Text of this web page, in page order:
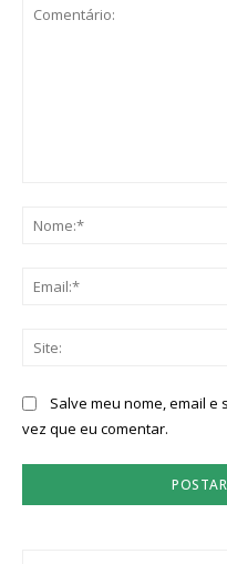
Salve meu nome, email
vez que eu comentar.